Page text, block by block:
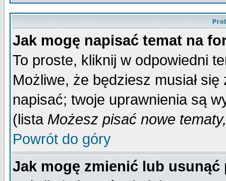
Jak mogę napisać temat na
To proste, kliknij w odpowiedni
Możliwe, że będziesz musiał
napisać; twoje uprawnienia są
(lista Możesz pisać nowe
Powrót do góry
Jak mogę zmienić lub usunąć